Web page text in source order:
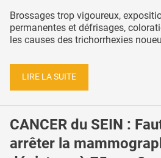
Brossages trop vigoureux,
permanentes et défrisages,
les causes des trichorrhexies
LIRE LA SUITE
CANCER du SEIN :
arrêter la